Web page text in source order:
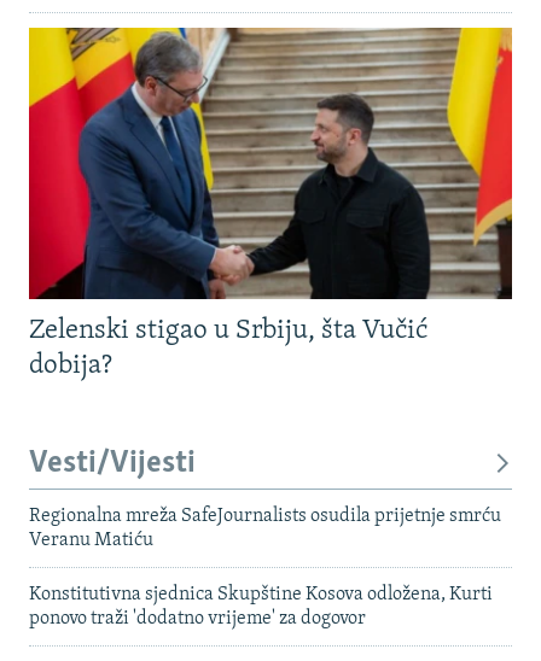
Zelenski stigao u Srbiju, šta Vučić
dobija?
Vesti/Vijesti
Regionalna mreža SafeJournalists osudila prijetnje smrću
Veranu Matiću
Konstitutivna sjednica Skupštine Kosova odložena, Kurti
ponovo traži 'dodatno vrijeme' za dogovor